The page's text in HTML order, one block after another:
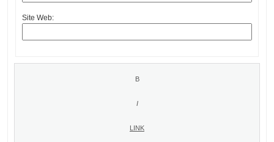
Site Web: